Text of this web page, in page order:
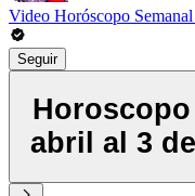
Video Horóscopo
Seguir
abril al 3